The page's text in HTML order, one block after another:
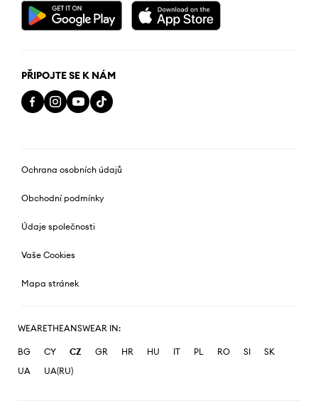
PŘIPOJTE SE K NÁM
Ochrana osobních údajů
Obchodní podmínky
Údaje společnosti
Vaše Cookies
Mapa stránek
WEARETHEANSWEAR IN:
BG CY CZ GR HR HU IT PL RO SI
SK
UA
UA(RU)